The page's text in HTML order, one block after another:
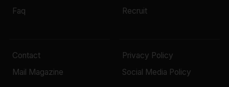
Faq
Recruit
Contact
Mail Magazine
Privacy Policy
Social Media Policy